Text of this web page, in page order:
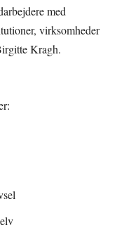
med
virksomheder
Kragh.